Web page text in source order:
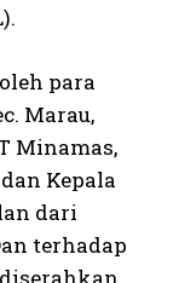
para
Marau,
Minamas,
Kepala
dari
terhadap